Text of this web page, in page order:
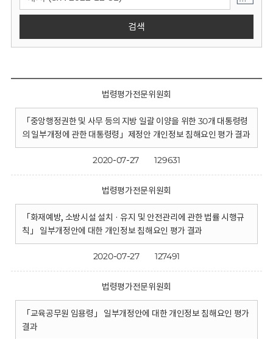
검색
법령평가전문위원회
「중앙행정권한 및 사무 등의 지방 일괄 이양을 위한 30개 대통령령
의 일부개정에 관한 대통령령」제정안 개인정보 침해요인 평가 결과
2020-07-27 129631
법령평가전문위원회
「화재예방, 소방시설 설치 · 유지 및 안전관리에 관한 법률 시행규
칙」 일부개정안에 대한 개인정보 침해요인 평가 결과
2020-07-27 127491
법령평가전문위원회
「교육공무원 임용령」 일부개정안에 대한 개인정보 침해요인 평가
결과